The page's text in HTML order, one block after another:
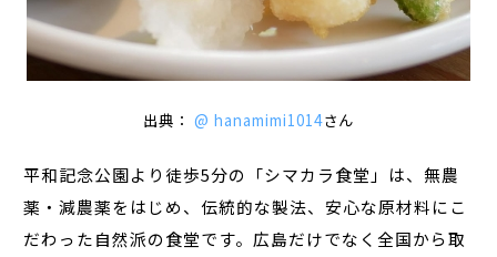
出典： @ hanamimi1014さん
平和記念公園より徒歩5分の「シマカラ食堂」は、無農
薬・減農薬をはじめ、伝統的な製法、安心な原材料にこ
だわった自然派の食堂です。広島だけでなく全国から取